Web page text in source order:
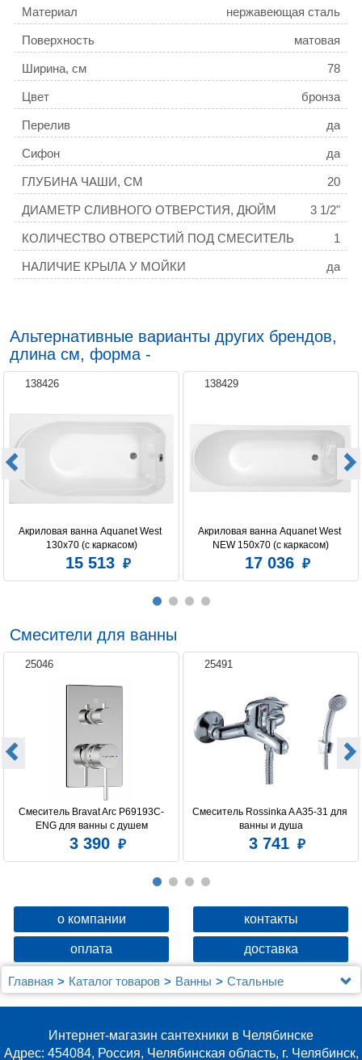
Материал нержавеющая сталь
Поверхность матовая
Ширина, см 78
Цвет бронза
Перелив да
Сифон да
ГЛУБИНА ЧАШИ, СМ 20
ДИАМЕТР СЛИВНОГО ОТВЕРСТИЯ, ДЮЙМ 3 1/2"
КОЛИЧЕСТВО ОТВЕРСТИЙ ПОД СМЕСИТЕЛЬ 1
НАЛИЧИЕ КРЫЛА У МОЙКИ да
Альтернативные варианты других брендов,
длина см, форма -
138426
Акриловая ванна Aquanet West
130x70 (с каркасом)
15 513
138429
Акриловая ванна Aquanet West
NEW 150x70 (с каркасом)
17 036
Смесители для ванны
25046
Смеситель Bravat Arc P69193C-
ENG для ванны с душем
3 390
25491
Смеситель Rossinka A A35-31 для
ванны и душа
3 741
о компании контакты
оплата доставка
Главная Каталог товаров Ванны
Стальные
Мойка настол.монтаж 78х50 (3,0) прав. вып 3 1/2
Интернет-магазин сантехники в Челябинске
Адрес: 454084, Россия, Челябинская область, г. Челябинск,